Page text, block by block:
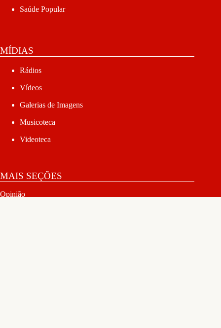
Saúde Popular
MÍDIAS
Rádios
Vídeos
Galerias de Imagens
Musicoteca
Videoteca
MAIS SEÇÕES
Opinião